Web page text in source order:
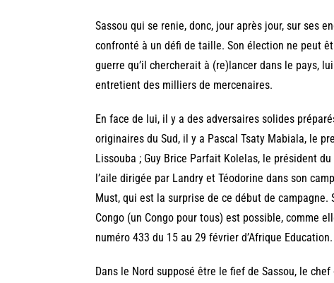
Sassou qui se renie, donc, jour après jour, sur ses
confronté à un défi de taille. Son élection ne peut
guerre qu’il chercherait à (re)lancer dans le pays,
entretient des milliers de mercenaires.
En face de lui, il y a des adversaires solides
originaires du Sud, il y a Pascal Tsaty Mabiala, le
Lissouba ; Guy Brice Parfait Kolelas, le président
l’aile dirigée par Landry et Téodorine dans son
Must, qui est la surprise de ce début de
Congo (un Congo pour tous) est possible, comme
numéro 433 du 15 au 29 février d’Afrique Education.
Dans le Nord supposé être le fief de Sassou, le